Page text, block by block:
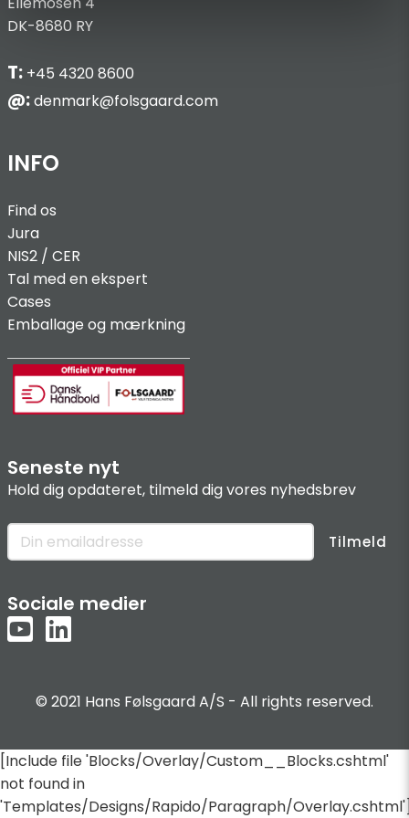
DK-8680 RY
T: +45 4320 8600
@:denmark@folsgaard.com
INFO
Find os
Jura
NIS2 / CER
Tal med en ekspert
Cases
Emballage og mærkning
Seneste nyt
Hold dig opdateret, tilmeld dig vores nyhedsbrev
Tilmeld
Sociale medier
© 2021 Hans Følsgaard A/S - All rights reserved.
[Include file 'Blocks/Overlay/Custom__Blocks.cshtml'
not found in
'Templates/Designs/Rapido/Paragraph/